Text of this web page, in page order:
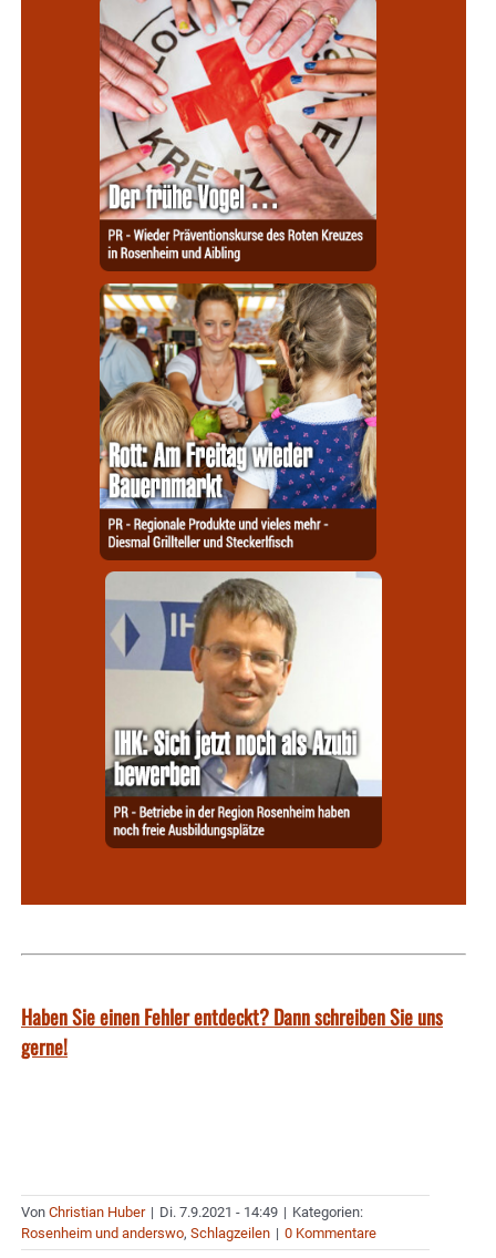
Haben Sie einen Fehler entdeckt? Dann schreiben Sie uns
gerne!
Von Christian Huber | Di. 7.9.2021 - 14:49 | Kategorien:
Rosenheim und anderswo, Schlagzeilen | 0 Kommentare